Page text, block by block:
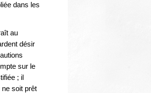
dans les
au
désir
sur le
; il
soit prêt